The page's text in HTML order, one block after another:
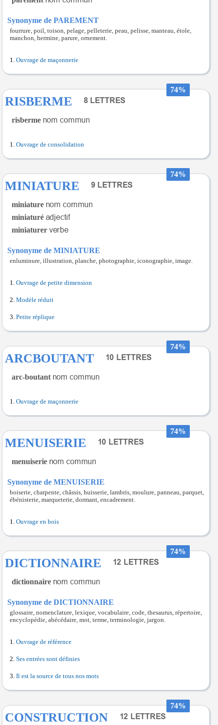
Synonyme de PAREMENT
fourrure, poil, toison, pelage, pelleterie, peau, pelisse, manteau, étole,
manchon, hermine, parure, ornement.
Ouvrage de maçonnerie
74%
RISBERME
risberme
Ouvrage de consolidation
74%
MINIATURE
miniature
miniaturé
miniaturer
Synonyme de MINIATURE
enluminure, illustration, planche, photographie, iconographie, image.
Ouvrage de petite dimension
Modèle réduit
Petite réplique
74%
ARCBOUTANT
arc-boutant
Ouvrage de maçonnerie
74%
MENUISERIE
menuiserie
Synonyme de MENUISERIE
boiserie, charpente, châssis, huisserie, lambris, moulure, panneau, parquet,
ébénisterie, marqueterie, dormant, encadrement.
Ouvrage en bois
74%
DICTIONNAIRE
dictionnaire
Synonyme de DICTIONNAIRE
glossaire, nomenclature, lexique, vocabulaire, code, thesaurus, répertoire,
encyclopédie, abécédaire, mot, terme, terminologie, jargon.
Ouvrage de référence
Ses entrées sont définies
Il est la source de tous nos mots
74%
CONSTRUCTION